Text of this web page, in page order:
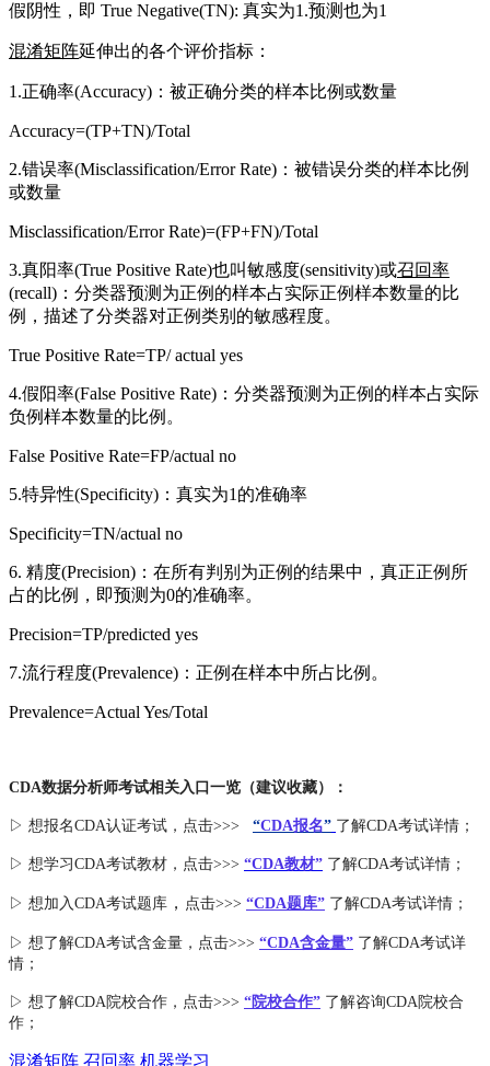
假阴性，即 True Negative(TN): 真实为1.预测也为1
混淆矩阵延伸出的各个评价指标：
1.正确率(Accuracy)：被正确分类的样本比例或数量
Accuracy=(TP+TN)/Total
2.错误率(Misclassification/Error Rate)：被错误分类的样本比例
或数量
Misclassification/Error Rate)=(FP+FN)/Total
3.真阳率(True Positive Rate)也叫敏感度(sensitivity)或召回率
(recall)：分类器预测为正例的样本占实际正例样本数量的比
例，描述了分类器对正例类别的敏感程度。
True Positive Rate=TP/ actual yes
4.假阳率(False Positive Rate)：分类器预测为正例的样本占实际
负例样本数量的比例。
False Positive Rate=FP/actual no
5.特异性(Specificity)：真实为1的准确率
Specificity=TN/actual no
6. 精度(Precision)：在所有判别为正例的结果中，真正正例所
占的比例，即预测为0的准确率。
Precision=TP/predicted yes
7.流行程度(Prevalence)：正例在样本中所占比例。
Prevalence=Actual Yes/Total
CDA数据分析师考试相关入口一览（建议收藏）：
▷ 想报名CDA认证考试，点击>>> “CDA报名” 了解CDA考试详情；
▷ 想学习CDA考试教材，点击>>> “CDA教材” 了解CDA考试详情；
▷ 想加入CDA考试题库 ， 点击>>> “CDA题库” 了解CDA考试详情；
▷ 想了解CDA考试含金量 ，点击>>> “CDA含金量” 了解CDA考试详
情；
▷ 想了解CDA院校合作 ，点击>>> “院校合作” 了解咨询CDA院校合
作；
混淆矩阵 召回率 机器学习